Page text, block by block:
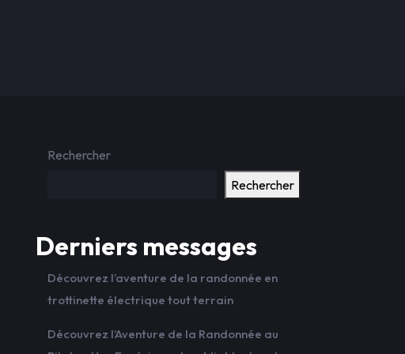
Rechercher
Rechercher
Derniers messages
Découvrez l’aventure de la randonnée en
trottinette électrique tout terrain
Découvrez l’Aventure de la Randonnée au